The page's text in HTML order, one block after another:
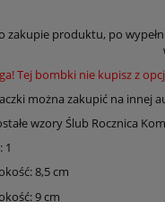
zakupie produktu, po
Tej bombki nie kupisz z
można zakupić na innej
wzory Ślub Rocznica
1
8,5 cm
9 cm